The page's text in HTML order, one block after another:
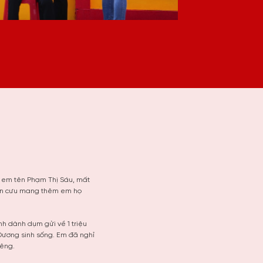
tên Phạm Thị Sáu, mất
cưu mang thêm em họ
dành dụm gửi về 1 triệu
sinh sống. Em đã nghỉ